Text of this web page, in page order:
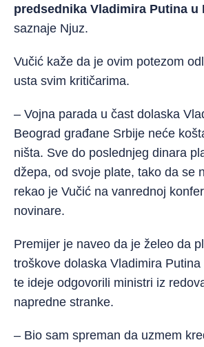
predsednika Vladimira Putina u
saznaje Njuz.
Vučić kaže da je ovim potezom
usta svim kritičarima.
– Vojna parada u čast dolaska
Beograd građane Srbije neće
ništa. Sve do poslednjeg dinara
džepa, od svoje plate, tako da se
rekao je Vučić na vanrednoj
novinare.
Premijer je naveo da je želeo da
troškove dolaska Vladimira Putina
te ideje odgovorili ministri iz
napredne stranke.
– Bio sam spreman da uzmem